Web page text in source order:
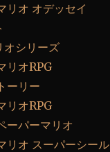
リオ オデッセイ
オシリーズ
リオRPG
ーリー
リオRPG
ーパーマリオ
リオ スーパーシール